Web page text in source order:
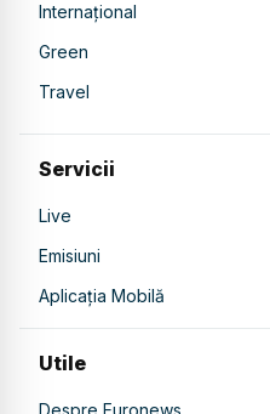
Internațional
Green
Travel
Servicii
Live
Emisiuni
Aplicația Mobilă
Utile